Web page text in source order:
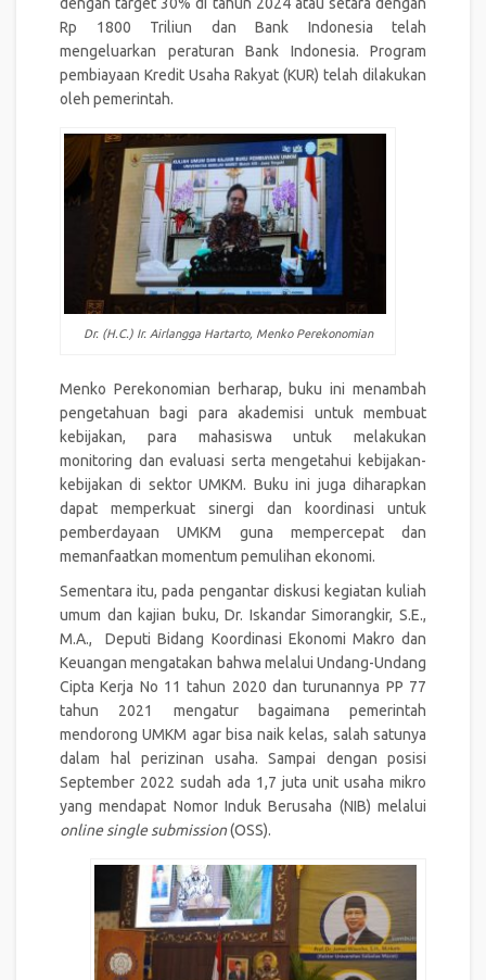
Rp 1800 Triliun dan Bank Indonesia telah
mengeluarkan peraturan Bank Indonesia. Program
pembiayaan Kredit Usaha Rakyat (KUR) telah dilakukan
oleh pemerintah.
Dr. (H.C.) Ir. Airlangga Hartarto, Menko Perekonomian
Menko Perekonomian berharap, buku ini menambah
pengetahuan bagi para akademisi untuk membuat
kebijakan, para mahasiswa untuk melakukan
monitoring dan evaluasi serta mengetahui kebijakan-
kebijakan di sektor UMKM. Buku ini juga diharapkan
dapat memperkuat sinergi dan koordinasi untuk
pemberdayaan UMKM guna mempercepat dan
memanfaatkan momentum pemulihan ekonomi.
Sementara itu, pada pengantar diskusi kegiatan kuliah
umum dan kajian buku, Dr. Iskandar Simorangkir, S.E.,
M.A., Deputi Bidang Koordinasi Ekonomi Makro dan
Keuangan mengatakan bahwa melalui Undang-Undang
Cipta Kerja No 11 tahun 2020 dan turunannya PP 77
tahun 2021 mengatur bagaimana pemerintah
mendorong UMKM agar bisa naik kelas, salah satunya
dalam hal perizinan usaha. Sampai dengan posisi
September 2022 sudah ada 1,7 juta unit usaha mikro
yang mendapat Nomor Induk Berusaha (NIB) melalui
online single submission(OSS).